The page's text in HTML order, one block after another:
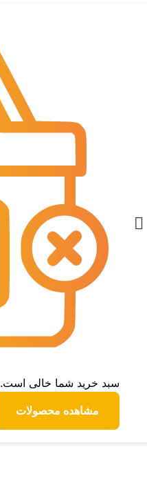
سبد خرید شما خالی است.
مشاهده محصولات